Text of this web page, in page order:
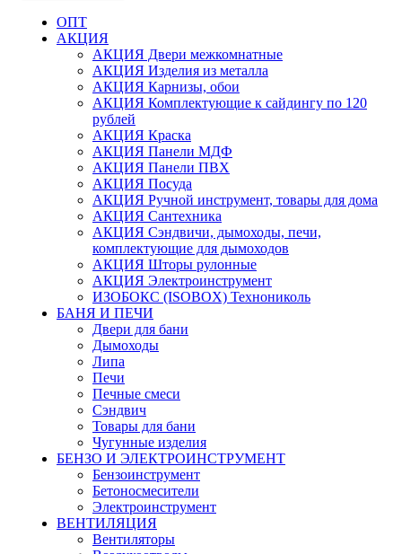
ОПТ
АКЦИЯ
АКЦИЯ Двери межкомнатные
АКЦИЯ Изделия из металла
АКЦИЯ Карнизы, обои
АКЦИЯ Комплектующие к сайдингу по 120
рублей
АКЦИЯ Краска
АКЦИЯ Панели МДФ
АКЦИЯ Панели ПВХ
АКЦИЯ Посуда
АКЦИЯ Ручной инструмент, товары для дома
АКЦИЯ Сантехника
АКЦИЯ Сэндвичи, дымоходы, печи,
комплектующие для дымоходов
АКЦИЯ Шторы рулонные
АКЦИЯ Электроинструмент
ИЗОБОКС (ISOBOX) Технониколь
БАНЯ И ПЕЧИ
Двери для бани
Дымоходы
Липа
Печи
Печные смеси
Сэндвич
Товары для бани
Чугунные изделия
БЕНЗО И ЭЛЕКТРОИНСТРУМЕНТ
Бензоинструмент
Бетоносмесители
Электроинструмент
ВЕНТИЛЯЦИЯ
Вентиляторы